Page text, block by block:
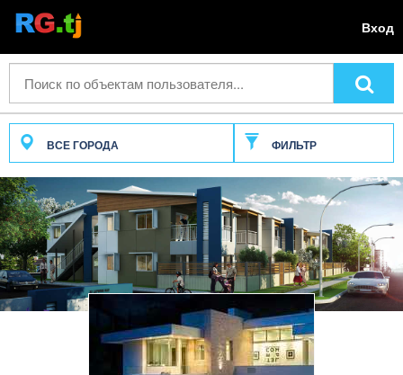
Вход
ВСЕ ГОРОДА ФИЛЬТР